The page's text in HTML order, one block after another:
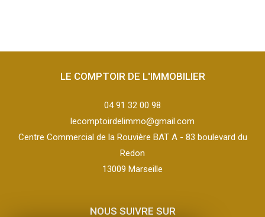
LE COMPTOIR DE L'IMMOBILIER
04 91 32 00 98
lecomptoirdelimmo@gmail.com
Centre Commercial de la Rouvière BAT A - 83 boulevard du
Redon
13009
marseille
NOUS SUIVRE SUR